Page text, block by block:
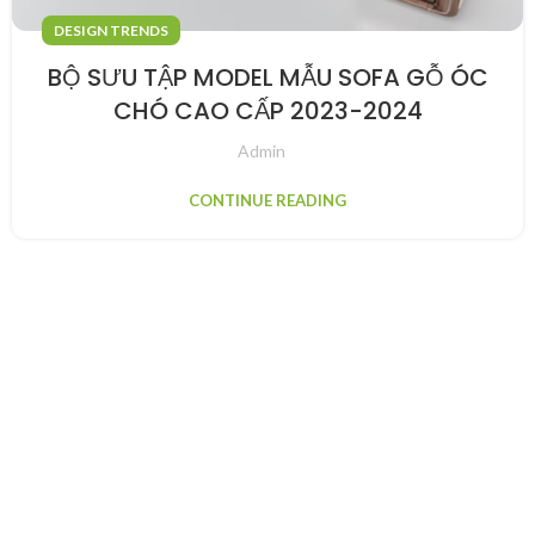
DESIGN TRENDS
BỘ SƯU TẬP MODEL MẪU SOFA GỖ ÓC
CHÓ CAO CẤP 2023-2024
Admin
CONTINUE READING